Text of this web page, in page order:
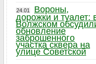
24.01
Вороны,
дорожки и туалет:
Волжском
обновление
заброшенного
участка сквера на
улице Советской